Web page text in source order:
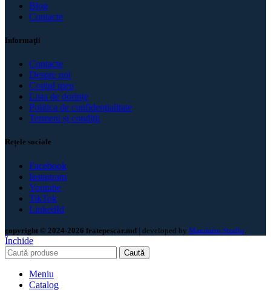
Blog
Contacte
Informaţii
Contacte
Despre noi
Contul meu
Lista de dorințe
Politica de confidenţialitate
Termeni și condiții
Rețele sociale
Facebook
Instagram
Youtube
TikTok
LinkedId
copyright © 2024-2026 fratepescar.md | developed by Mandarin Studio
Închide
Caută
Meniu
Catalog